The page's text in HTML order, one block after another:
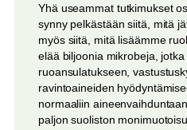
Yhä useammat tutkimukset
synny pelkästään siitä, mitä
myös siitä, mitä lisäämme
elää biljoonia mikrobeja,
ruoansulatukseen,
ravintoaineiden
normaaliin
paljon suoliston